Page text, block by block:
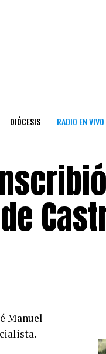
DIÓCESIS RADIO EN VIVO
Manuel